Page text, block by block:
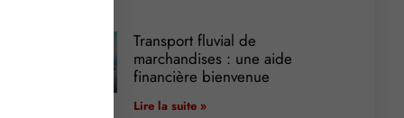
Transport fluvial de
marchandises : une aide
financière bienvenue
Lire la suite »